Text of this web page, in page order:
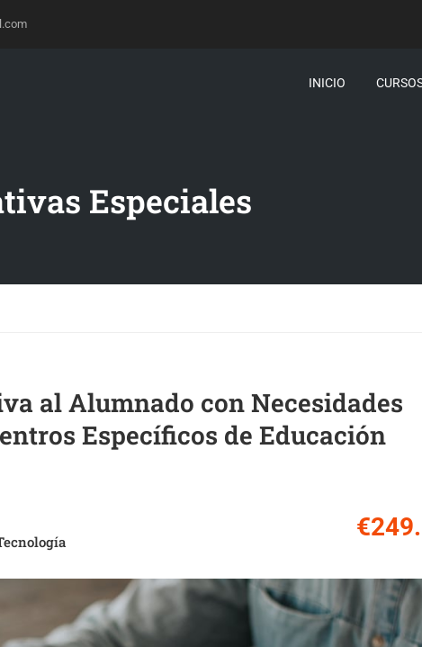
INICIO
Especiales
al Alumnado con Necesidades
Específicos de Educación